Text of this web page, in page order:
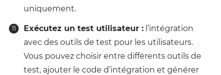
uniquement.
Exécutez un test utilisateur :l’intégration
avec des outils de test pour les utilisateurs.
Vous pouvez choisir entre différents outils de
test, ajouter le code d’intégration et générer